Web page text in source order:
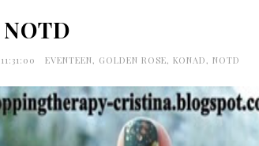
NOTD
11:31:00 EVENTEEN, GOLDEN ROSE, KONAD, NOTD